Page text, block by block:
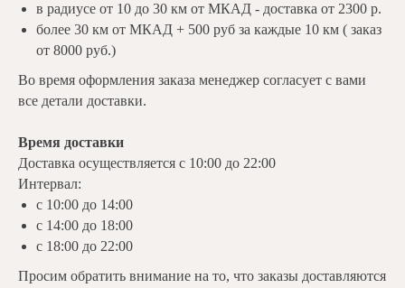
в радиусе от 10 до 30 км от МКАД - доставка от 2300 р.
более 30 км от МКАД + 500 руб за каждые 10 км ( заказ
от 8000 руб.)
Во время оформления заказа менеджер согласует с вами
все детали доставки.
Время доставки
Доставка осуществляется с 10:00 до 22:00
Интервал:
с 10:00 до 14:00
с 14:00 до 18:00
с 18:00 до 22:00
Просим обратить внимание на то, что заказы доставляются